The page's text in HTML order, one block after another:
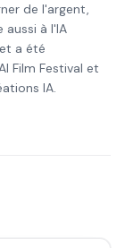
de l'argent,
aussi à l'IA
a été
Film Festival et
IA.